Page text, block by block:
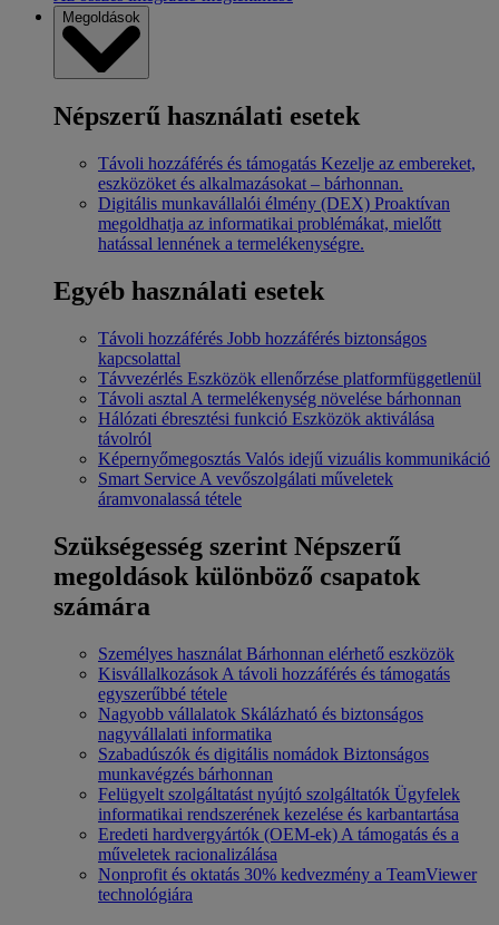
Megoldások
Népszerű használati esetek
Távoli hozzáférés és támogatás Kezelje az embereket,
eszközöket és alkalmazásokat – bárhonnan.
Digitális munkavállalói élmény (DEX) Proaktívan
megoldhatja az informatikai problémákat, mielőtt
hatással lennének a termelékenységre.
Egyéb használati esetek
Távoli hozzáférés Jobb hozzáférés biztonságos
kapcsolattal
Távvezérlés Eszközök ellenőrzése platformfüggetlenül
Távoli asztal A termelékenység növelése bárhonnan
Hálózati ébresztési funkció Eszközök aktiválása
távolról
Képernyőmegosztás Valós idejű vizuális kommunikáció
Smart Service A vevőszolgálati műveletek
áramvonalassá tétele
Szükségesség szerint Népszerű
megoldások különböző csapatok
számára
Személyes használat Bárhonnan elérhető eszközök
Kisvállalkozások A távoli hozzáférés és támogatás
egyszerűbbé tétele
Nagyobb vállalatok Skálázható és biztonságos
nagyvállalati informatika
Szabadúszók és digitális nomádok Biztonságos
munkavégzés bárhonnan
Felügyelt szolgáltatást nyújtó szolgáltatók Ügyfelek
informatikai rendszerének kezelése és karbantartása
Eredeti hardvergyártók (OEM-ek) A támogatás és a
műveletek racionalizálása
Nonprofit és oktatás 30% kedvezmény a TeamViewer
technológiára